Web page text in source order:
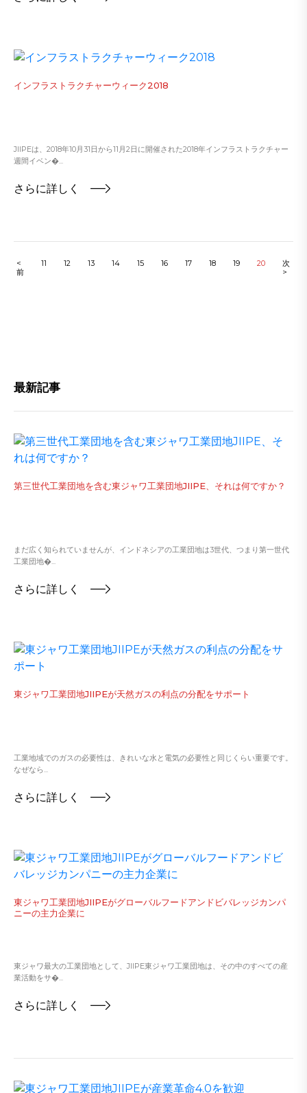
インフラストラクチャーウィーク2018
JIIPEは、2018年10月31日から11月2日に開催された2018年インフラストラクチャー
週間イベン�...
さらに詳しく
<
前
11 12 13 14 15 16 17 18 19 20
次
>
最新記事
第三世代工業団地を含む東ジャワ工業団地JIIPE、それは何ですか？
まだ広く知られていませんが、インドネシアの工業団地は3世代、つまり第一世代
工業団地�...
さらに詳しく
東ジャワ工業団地JIIPEが天然ガスの利点の分配をサポート
工業地域でのガスの必要性は、きれいな水と電気の必要性と同じくらい重要です。
なぜなら...
さらに詳しく
東ジャワ工業団地JIIPEがグローバルフードアンドビバレッジカンパ
ニーの主力企業に
東ジャワ最大の工業団地として、JIIPE東ジャワ工業団地は、その中のすべての産
業活動をサ�...
さらに詳しく